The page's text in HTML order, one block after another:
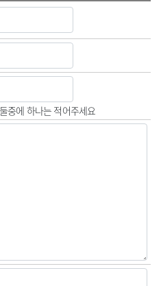
중에 하나는 적어주세요